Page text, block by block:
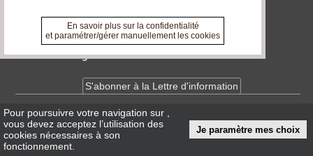
A propos de tvlocale.fr
Devenir délégué
S'abonner à la Lettre d'information
InfosCNIL/RGPD
Conditions Générales d'Utilisation
Pour poursuivre votre navigation sur
vous devez acceptez l’utilisation des
cookies nécessaires à son
fonctionnement.
Je paramètre mes choix
En savoir plus sur la confidentialité
et paramétrer/gérer manuellement les cookies